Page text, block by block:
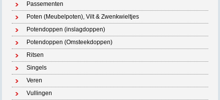
Passementen
Poten (Meubelpoten), Vilt & Zwenkwieltjes
Potendoppen (inslagdoppen)
Potendoppen (Omsteekdoppen)
Ritsen
Singels
Veren
Vullingen